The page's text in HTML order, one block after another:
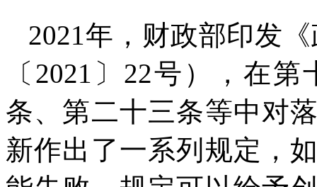
2021年，财政部印发
〔2021〕22号），在
条、第二十三条等中对
新作出了一系列规定，